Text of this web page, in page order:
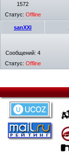
1572
Статус: Offline
sanXXI
Сообщений: 4
Статус: Offline